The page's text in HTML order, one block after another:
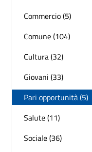
Commercio (5)
Comune (104)
Cultura (32)
Giovani (33)
Pari opportunità (5)
Salute (11)
Sociale (36)